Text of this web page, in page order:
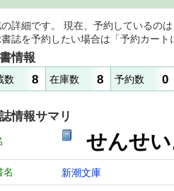
詳細です。 現在、予約しているのは
誌を予約したい場合は「予約カート
情報
数 8 在庫数 8 予約数 0
情報サマリ
せんせ
名 新潮文庫